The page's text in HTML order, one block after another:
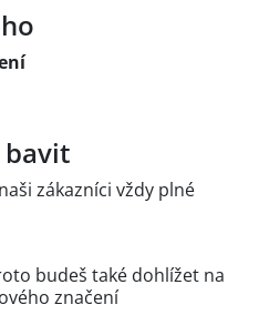
bavit
zákazníci vždy plné
budeš také dohlížet na
značení